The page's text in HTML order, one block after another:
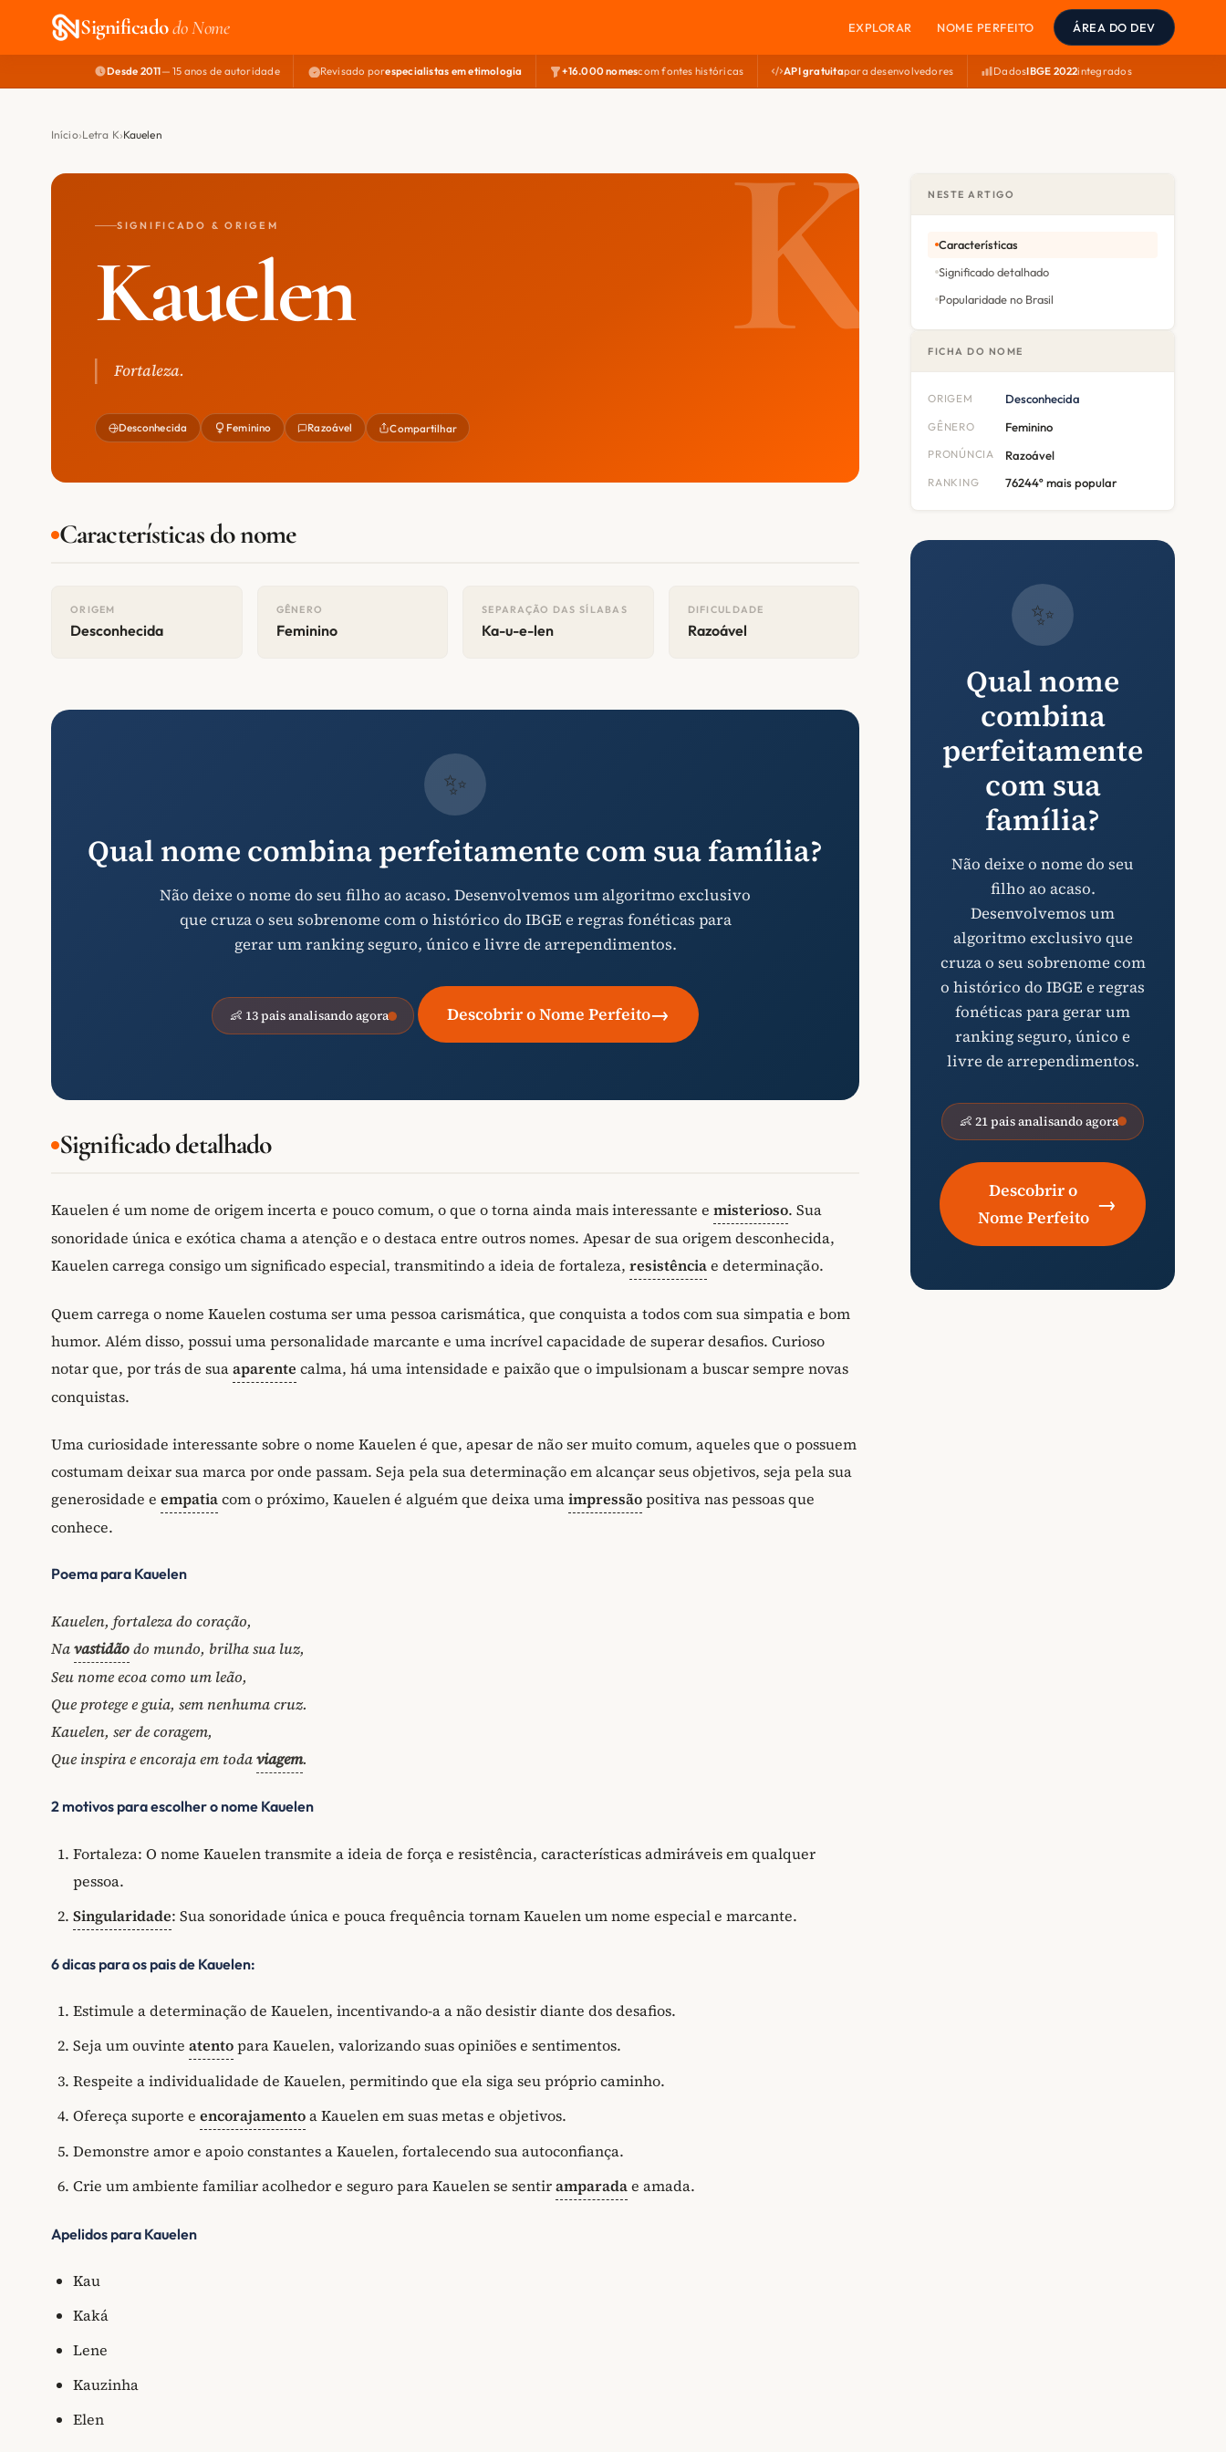
Significadodo Nome EXPLORAR NOME PERFEITO ÁREA DO DEV
Desde 2011— 15 anos de autoridade Revisado porespecialistas em etimologia +16.000 nomescom fontes históricas API gratuitapara desenvolvedores DadosIBGE 2022integrados
Início Letra K Kauelen
SIGNIFICADO & ORIGEM
Kauelen
Fortaleza.
Desconhecida Feminino Razoável Compartilhar
Características do nome
ORIGEM
Desconhecida
GÊNERO
Feminino
SEPARAÇÃO DAS SÍLABAS
Ka-u-e-len
DIFICULDADE
Razoável
✨
Qual nome combina perfeitamente com sua família?
Não deixe o nome do seu filho ao acaso. Desenvolvemos um algoritmo exclusivo
que cruza o seu sobrenome com o histórico do IBGE e regras fonéticas para
gerar um ranking seguro, único e livre de arrependimentos.
👶 13 pais analisando agora Descobrir o Nome Perfeito→
Significado detalhado
Kauelen é um nome de origem incerta e pouco comum, o que o torna ainda mais interessante e misterioso. Sua
sonoridade única e exótica chama a atenção e o destaca entre outros nomes. Apesar de sua origem desconhecida,
Kauelen carrega consigo um significado especial, transmitindo a ideia de fortaleza, resistênciae determinação.
Quem carrega o nome Kauelen costuma ser uma pessoa carismática, que conquista a todos com sua simpatia e bom
humor. Além disso, possui uma personalidade marcante e uma incrível capacidade de superar desafios. Curioso
notar que, por trás de suaaparente calma, há uma intensidade e paixão que o impulsionam a buscar sempre novas
conquistas.
Uma curiosidade interessante sobre o nome Kauelen é que, apesar de não ser muito comum, aqueles que o possuem
costumam deixar sua marca por onde passam. Seja pela sua determinação em alcançar seus objetivos, seja pela sua
generosidade e empatiacom o próximo, Kauelen é alguém que deixa umaimpressãopositiva nas pessoas que
conhece.
Poema para Kauelen
Kauelen, fortaleza do coração,
Navastidãodo mundo, brilha sua luz,
Seu nome ecoa como um leão,
Que protege e guia, sem nenhuma cruz.
Kauelen, ser de coragem,
Que inspira e encoraja em todaviagem.
2 motivos para escolher o nome Kauelen
Fortaleza: O nome Kauelen transmite a ideia de força e resistência, características admiráveis em qualquer
pessoa.
Singularidade: Sua sonoridade única e pouca frequência tornam Kauelen um nome especial e marcante.
6 dicas para os pais de Kauelen:
Estimule a determinação de Kauelen, incentivando-a a não desistir diante dos desafios.
Seja um ouvinte atentopara Kauelen, valorizando suas opiniões e sentimentos.
Respeite a individualidade de Kauelen, permitindo que ela siga seu próprio caminho.
Ofereça suporte e encorajamentoa Kauelen em suas metas e objetivos.
Demonstre amor e apoio constantes a Kauelen, fortalecendo sua autoconfiança.
Crie um ambiente familiar acolhedor e seguro para Kauelen se sentiramparadae amada.
Apelidos para Kauelen
Kau
Kaká
Lene
Kauzinha
Elen
NESTE ARTIGO
Características
Significado detalhado
Popularidade no Brasil
FICHA DO NOME
ORIGEM Desconhecida
GÊNERO Feminino
PRONÚNCIA Razoável
RANKING 76244º mais popular
✨
Qual nome
combina
perfeitamente
com sua
família?
Não deixe o nome do seu
filho ao acaso.
Desenvolvemos um
algoritmo exclusivo que
cruza o seu sobrenome com
o histórico do IBGE e regras
fonéticas para gerar um
ranking seguro, único e
livre de arrependimentos.
👶 21 pais analisando agora
Descobrir o
Nome Perfeito
→